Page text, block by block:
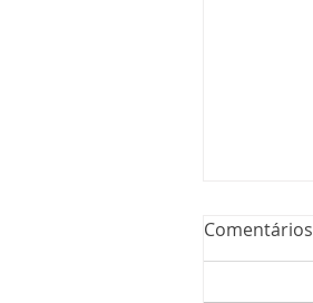
Comentários